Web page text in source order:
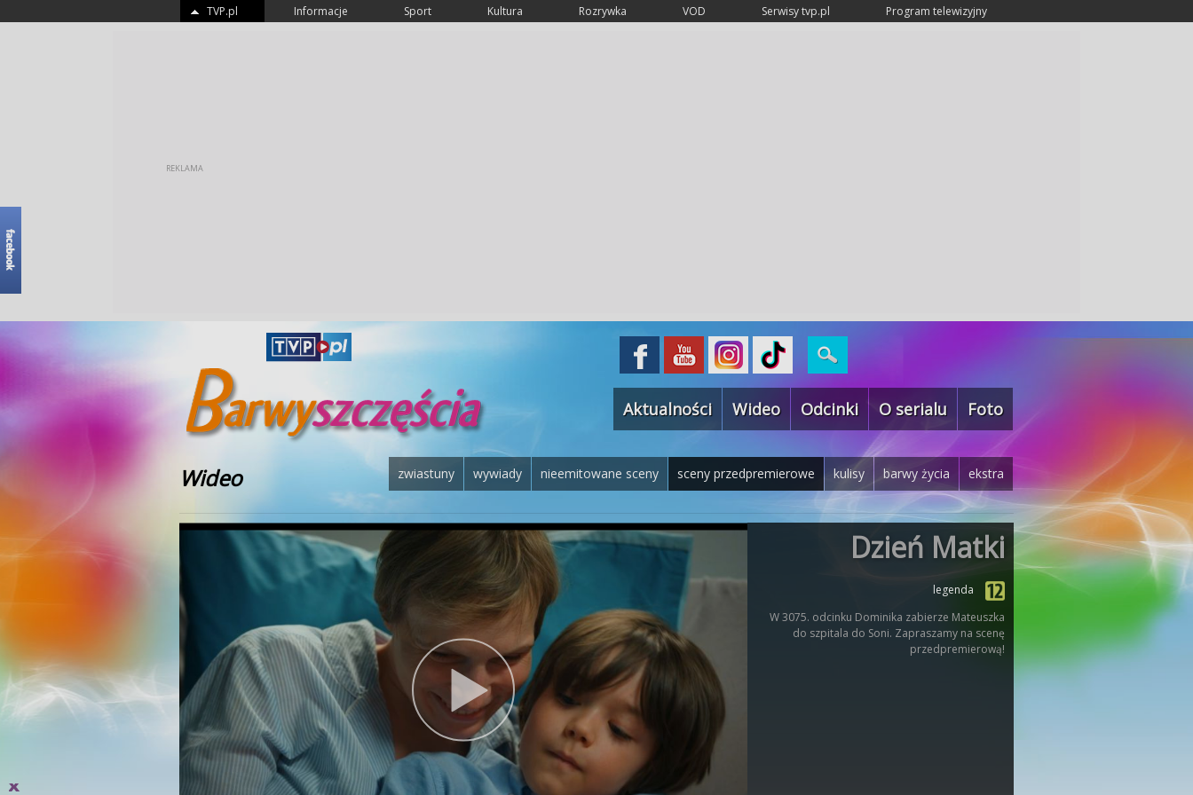
TVP.pl Informacje Sport Kultura Rozrywka VOD Serwisy tvp.pl Program telewizyjny
Aktualności Wideo Odcinki O serialu Foto
Wideo ekstra
barwy życia
kulisy
sceny przedpremierowe
nieemitowane sceny
wywiady
zwiastuny
Dzień Matki
legenda
W 3075. odcinku Dominika zabierze Mateuszka
do szpitala do Soni. Zapraszamy na scenę
przedpremierową!